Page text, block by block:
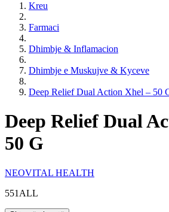
Kreu
Farmaci
Dhimbje & Inflamacion
Dhimbje e Muskujve & Kyceve
Deep Relief Dual Action Xhel – 50
Deep Relief Dual
50 G
NEOVITAL HEALTH
551ALL